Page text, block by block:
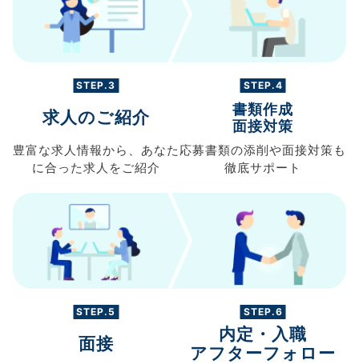
STEP.3
求人のご紹介
豊富な求人情報から、 あなた
に合った求人を ご紹介
STEP.4
書類作成
面接対策
応募書類の添削や面接対策も
徹底サポート
STEP.5
面接
STEP.6
内定・入職
アフターフォロー